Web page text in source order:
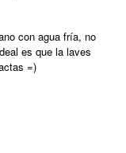
con agua fría, no
es que la laves
=)